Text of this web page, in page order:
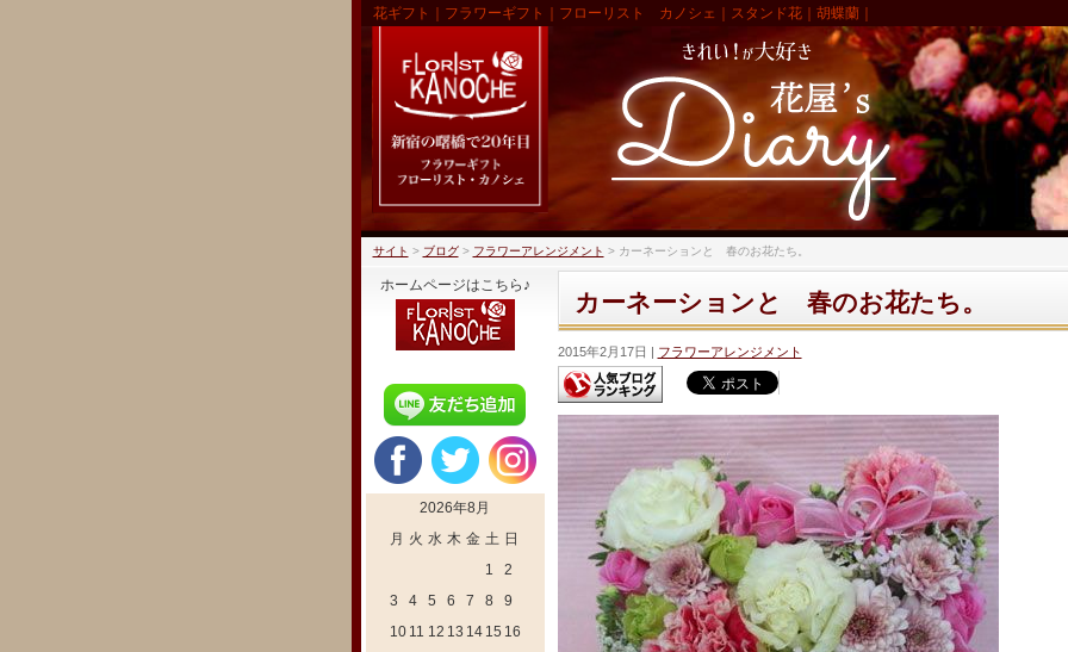
花ギフト｜フラワーギフト｜フローリスト カノシェ｜スタンド花｜胡蝶蘭｜
サイト > ブログ> フラワーアレンジメント > カーネーションと 春のお花たち。
カーネーションと 春のお花たち。
2015年2月17日 フラワーアレンジメント
ホームページはこちら♪
2026年8月
月 火 水 木 金 土 日
1
2
3
4 5 6 7 8
9
10 11 12 13 14 15 16